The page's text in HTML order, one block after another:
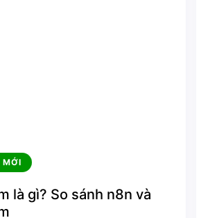
MỚI
4 ứng dụng tiêu biểu của
nghiệp